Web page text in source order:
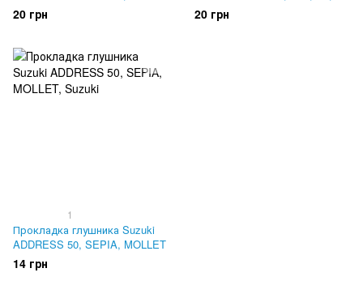
APRIO
20 грн
GYRO
20 грн
1
Прокладка глушника Suzuki
ADDRESS 50, SEPIA, MOLLET
14 грн